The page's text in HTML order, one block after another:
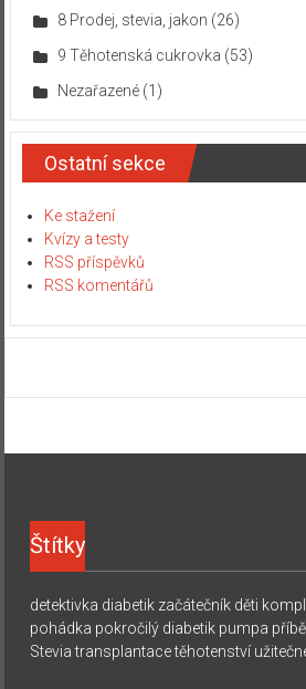
8 Prodej, stevia, jakon (26)
9 Těhotenská cukrovka (53)
Nezařazené(1)
Ostatní sekce
Ke stažení
Kvízy a testy
RSS příspěvků
RSS komentářů
Štítky
detektivka diabetik začátečník děti
pohádka pokročilý diabetik pumpa
Stevia transplantace těhotenství